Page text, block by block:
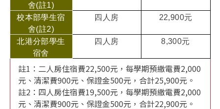
舍(註1)
校本部學生宿
舍(註2)
四人房 22,900元
北港分部學生
宿舍
四人房 8,300元
註1：二人房住宿費22,500元，每學期預繳電費2,000
元、清潔費900元、保證金500元，合計25,900元。
註2：四人房住宿費19,500元，每學期預繳電費2,000
元、清潔費900元、保證金500元，合計22,900元。